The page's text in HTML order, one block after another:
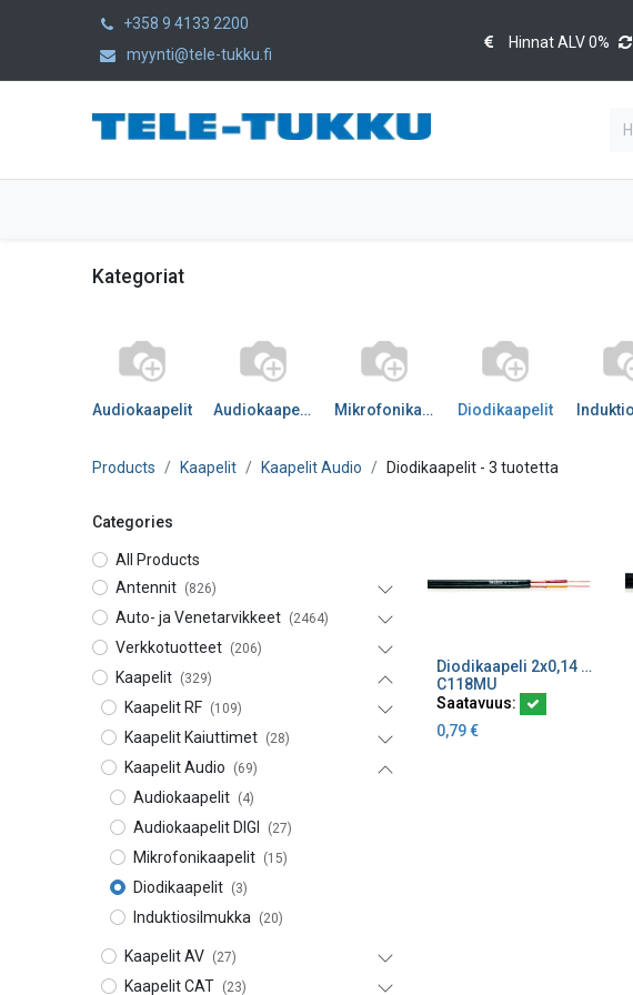
+358 9 4133 2200
myynti@tele-tukku.fi
Hinnat ALV 0%
Kategoriat
Audiokaapelit Audiokaapelit DIGI Mikrofonikaapelit Diodikaapelit
Products Kaapelit Kaapelit Audio Diodikaapelit- 3 tuotetta
Categories
All Products
Antennit
(826)
Auto- ja Venetarvikkeet (2464)
Verkkotuotteet (206)
Kaapelit (329)
Kaapelit RF (109)
Kaapelit Kaiuttimet (28)
Kaapelit Audio (69)
Audiokaapelit (4)
Audiokaapelit DIGI (27)
Mikrofonikaapelit (15)
Diodikaapelit (3)
Induktiosilmukka (20)
Kaapelit AV (27)
Kaapelit CAT (23)
Lisää ostoskoriinDiodikaapeli 2x0,14 mm² Musta K100
C118MU
Saatavuus:
0,79€